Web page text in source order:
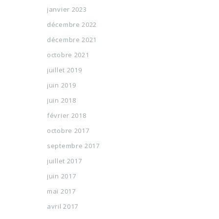
janvier 2023
décembre 2022
décembre 2021
octobre 2021
juillet 2019
juin 2019
juin 2018
février 2018
octobre 2017
septembre 2017
juillet 2017
juin 2017
mai 2017
avril 2017